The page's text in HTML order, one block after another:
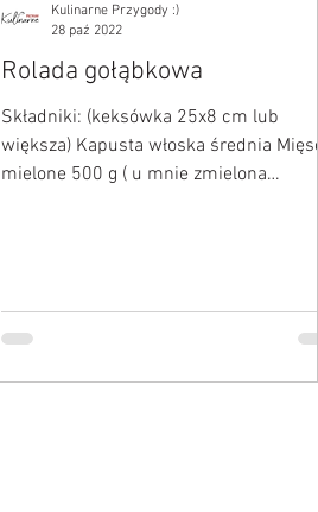
Rolada gołąbkowa
Składniki: (keksówka 25x8 cm lub
większa) Kapusta włoska średnia Mięso
mielone 500 g ( u mnie zmielona
Kulinarne Przygody :)
28 paź 2022